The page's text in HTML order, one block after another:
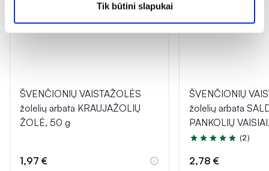
Tik būtini slapukai
ŠVENČIONIŲ VAISTAŽOLĖS
žolelių arbata KRAUJAŽOLIŲ
ŽOLĖ, 50 g
1,97 €
ŠVENČIONIŲ
žolelių arbata
PANKOLIŲ
Įvertinimas 5.0 iš 5
(2)
2,78 €